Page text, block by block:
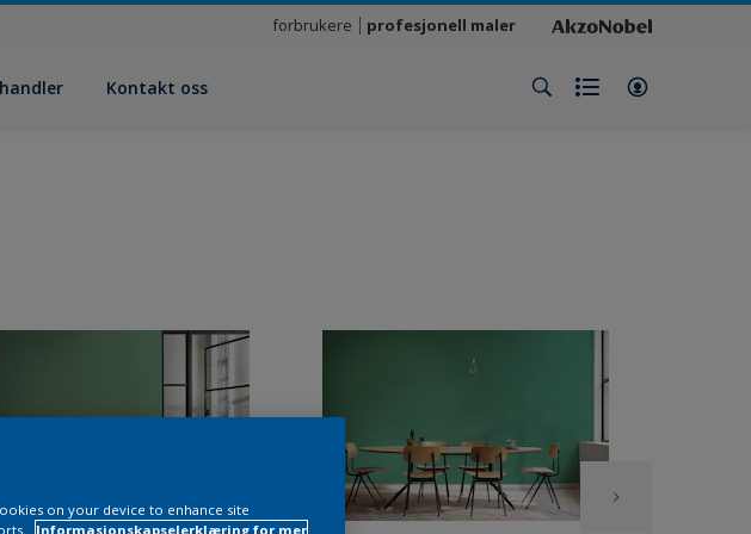
forbrukere profesjonell maler
Kontakt oss
on your device to enhance site
Informasjonskapselerklæring for mer